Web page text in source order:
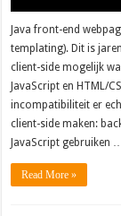
Java front-end
templating). Dit is
client-side mogelijk
JavaScript en HTML/
incompatibiliteit er
client-side maken:
JavaScript gebruiken
Read More »